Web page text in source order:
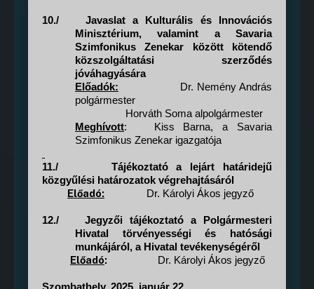
10./
Javaslat a Kulturális és Innovációs
Minisztérium, valamint a Savaria
Szimfonikus Zenekar között kötendő
közszolgáltatási szerződés
jóváhagyására
Előadók:
Dr. Nemény András
polgármester
Horváth Soma alpolgármester
Meghívott: Kiss Barna, a Savaria
Szimfonikus Zenekar igazgatója
11./
Tájékoztató a lejárt határidejű
közgyűlési határozatok végrehajtásáról
Előadó: Dr. Károlyi Ákos jegyző
12./
Jegyzői tájékoztató a Polgármesteri
Hivatal törvényességi és hatósági
munkájáról, a Hivatal tevékenységéről
Előadó: Dr. Károlyi Ákos jegyző